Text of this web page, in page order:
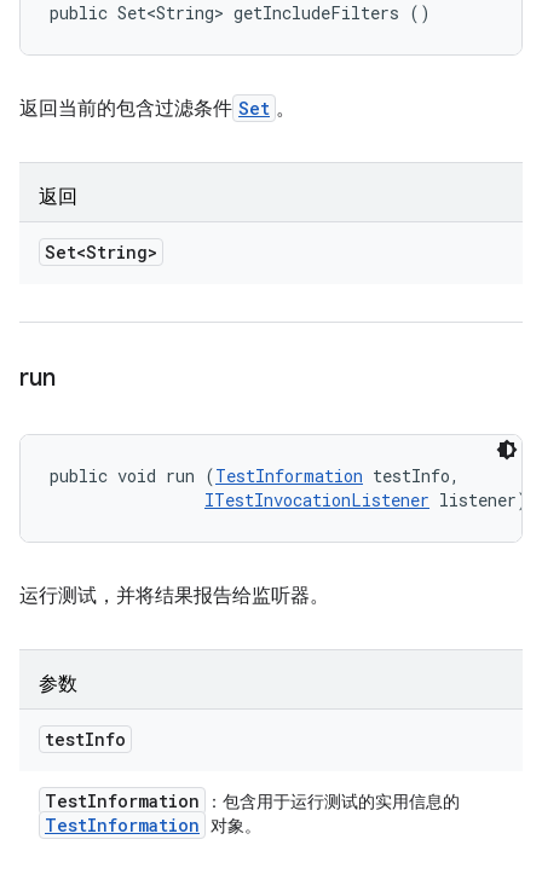
public Set<String> getIncludeFilters ()
返回当前的包含过滤条件 Set 。
返回
Set<String>
run
public void run (TestInformation testInfo,
ITestInvocationListener listener)
运行测试，并将结果报告给监听器。
参数
testInfo
TestInformation ：包含用于运行测试的实用信息的
TestInformation 对象。